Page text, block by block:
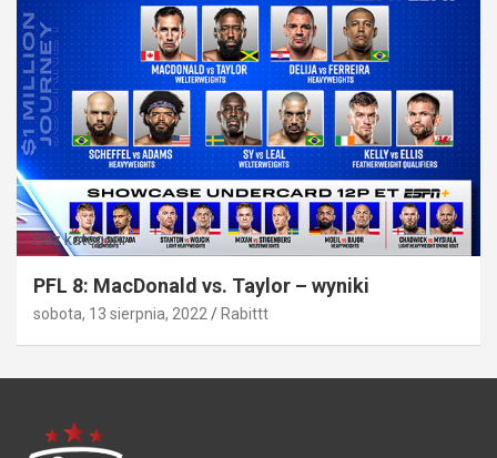
Bez kategorii
PFL 8: MacDonald vs. Taylor – wyniki
sobota, 13 sierpnia, 2022 Rabittt